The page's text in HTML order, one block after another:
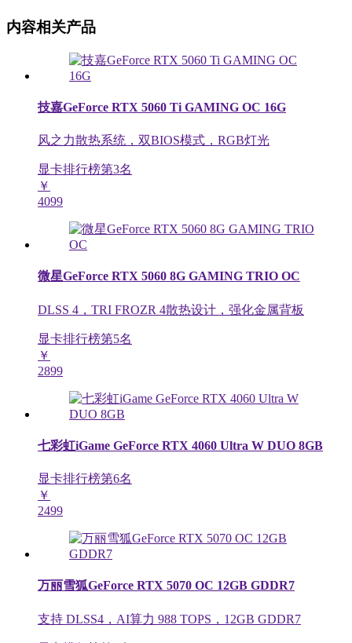
内容相关产品
技嘉GeForce RTX 5060 Ti GAMING OC 16G
风之力散热系统，双BIOS模式，RGB灯光
显卡排行榜第3名
￥
4099
微星GeForce RTX 5060 8G GAMING TRIO OC
DLSS 4，TRI FROZR 4散热设计，强化金属背板
显卡排行榜第5名
￥
2899
七彩虹iGame GeForce RTX 4060 Ultra W DUO 8GB
显卡排行榜第6名
￥
2499
万丽雪狐GeForce RTX 5070 OC 12GB GDDR7
支持 DLSS4，AI算力 988 TOPS，12GB GDDR7